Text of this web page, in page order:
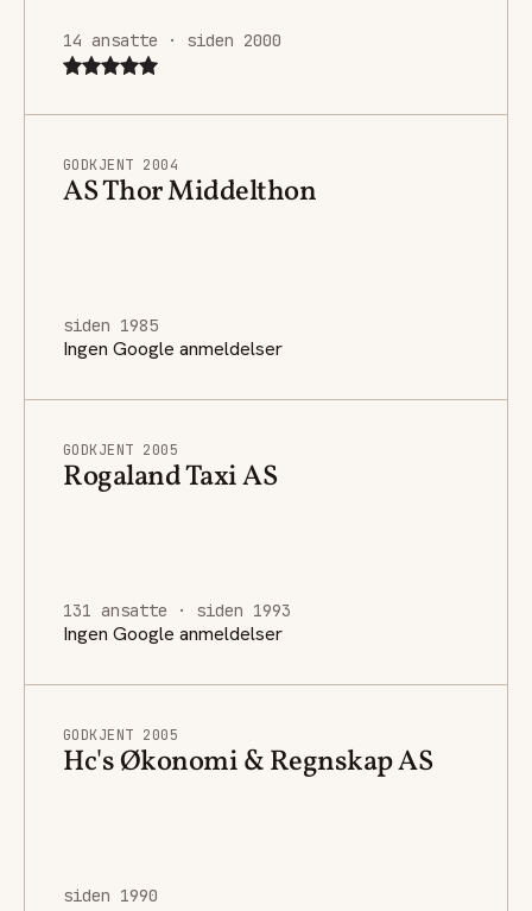
14 ansatte · siden 2000
GODKJENT 2004
AS Thor Middelthon
siden 1985
Ingen Google anmeldelser
GODKJENT 2005
Rogaland Taxi AS
131 ansatte · siden 1993
Ingen Google anmeldelser
GODKJENT 2005
Hc's Økonomi & Regnskap AS
siden 1990